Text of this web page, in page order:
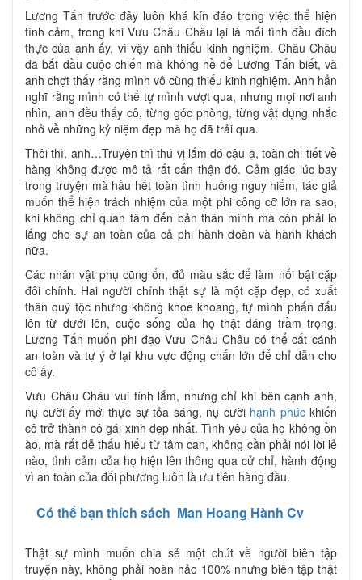
Lương Tấn trước đây luôn khá kín đáo trong việc thể hiện
tình cảm, trong khi Vưu Châu Châu lại là mối tình đầu đích
thực của anh ấy, vì vậy anh thiếu kinh nghiệm. Châu Châu
đã bắt đầu cuộc chiến mà không hề để Lương Tấn biết, và
anh chợt thấy rằng mình vô cùng thiếu kinh nghiệm. Anh hẳn
nghĩ rằng mình có thể tự mình vượt qua, nhưng mọi nơi anh
nhìn, anh đều thấy cô, từng góc phòng, từng vật dụng nhắc
nhở về những kỷ niệm đẹp mà họ đã trải qua.
Thôi thì, anh…Truyện thì thú vị lắm đó cậu ạ, toàn chi tiết về
hàng không được mô tả rất cẩn thận đó. Cảm giác lúc bay
trong truyện mà hầu hết toàn tình huống nguy hiểm, tác giả
muốn thể hiện trách nhiệm của một phi công cỡ lớn ra sao,
khi không chỉ quan tâm đến bản thân mình mà còn phải lo
lắng cho sự an toàn của cả phi hành đoàn và hành khách
nữa.
Các nhân vật phụ cũng ổn, đủ màu sắc để làm nổi bật cặp
đôi chính. Hai người chính thật sự là một cặp đẹp, có xuất
thân quý tộc nhưng không khoe khoang, tự mình phấn đấu
lên từ dưới lên, cuộc sống của họ thật đáng trầm trọng.
Lương Tấn muốn phi đạo Vưu Châu Châu có thể cất cánh
an toàn và tự ý ở lại khu vực động chấn lớn để chỉ dẫn cho
cô ấy.
Vưu Châu Châu vui tính lắm, nhưng chỉ khi bên cạnh anh,
nụ cười ấy mới thực sự tỏa sáng, nụ cười hạnh phúckhiến
cô trở thành cô gái xinh đẹp nhất. Tình yêu của họ không ồn
ào, mà rất dễ thấu hiểu từ tâm can, không cần phải nói lời lẻ
nào, tình cảm của họ hiện lên thông qua cử chỉ, hành động
vì an toàn của đối phương luôn là ưu tiên hàng đầu.
Có thể bạn thích sách Man Hoang Hành Cv
Thật sự mình muốn chia sẻ một chút về người biên tập
truyện này, không phải hoàn hảo 100% nhưng biên tập thật